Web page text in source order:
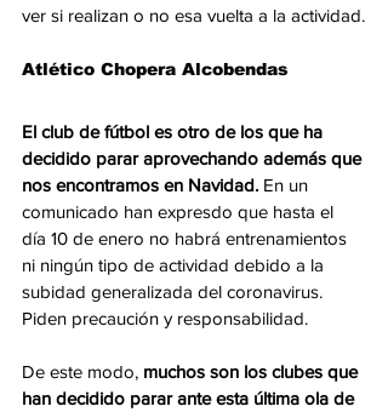
ver si realizan o no esa vuelta a la actividad.
Atlético Chopera Alcobendas
El club de fútbol es otro de los que ha
decidido parar aprovechando además que
nos encontramos en Navidad. En un
comunicado han expresdo que hasta el
día 10 de enero no habrá entrenamientos
ni ningún tipo de actividad debido a la
subidad generalizada del coronavirus.
Piden precaución y responsabilidad.
De este modo, muchos son los clubes que
han decidido parar ante esta última ola de